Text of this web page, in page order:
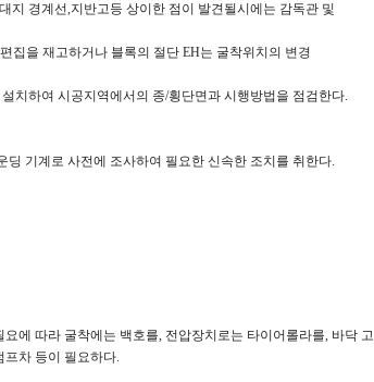
지 경계선,지반고등 상이한 점이 발견될시에는 감독관 및
집을 재고하거나 블록의 절단 EH는 굴착위치의 변경
치하여 시공지역에서의 종/횡단면과 시행방법을 점검한다.
기계로 사전에 조사하여 필요한 신속한 조치를 취한다.
에 따라 굴착에는 백호를, 전압장치로는 타이어롤라를, 바닥 고
차 등이 필요하다.